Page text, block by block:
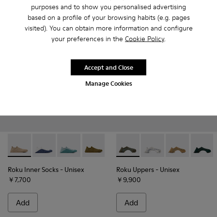
purposes and to show you personalised advertising
based on a profile of your browsing habits (e.g. pages
visited). You can obtain more information and configure
your preferences in the Cookie Policy.
Manage Cookies
Accept and Close
Add
Roku Inner Socks - KS00065-008 - Beige, brown inner
Roku Inner Socks - KS00065-013
Roku Inner Socks - KS00065-012
Roku Inner Socks - KS00065-007 -
Roku Inner Socks -
Roku Inner Socks -
Roku Inner
Roku
Roku Inner Socks - Unisex
￥7,700
Add
Roku Uppers - KS00064-
Roku Uppers -
Roku Uppers
Roku
Roku Uppers - Unisex
￥9,900
Add